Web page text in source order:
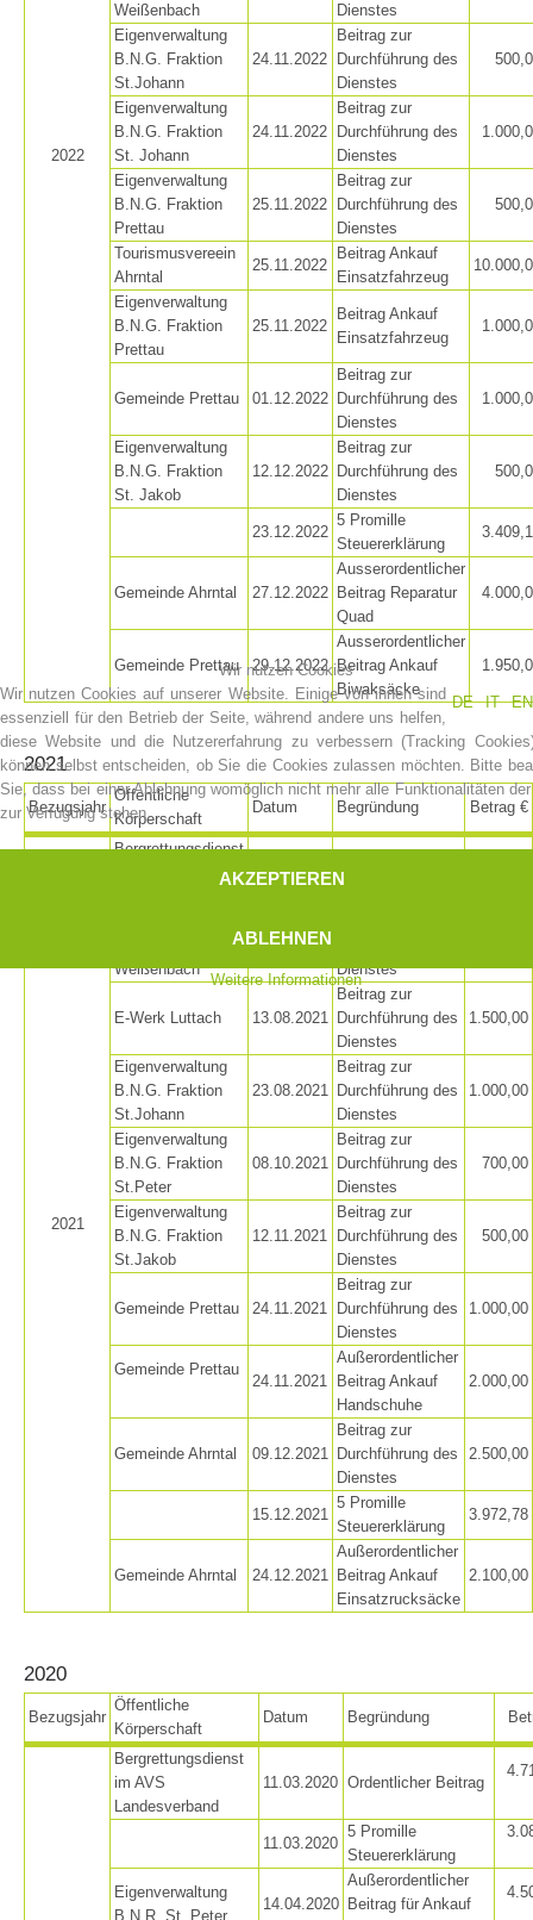
Jahresberichte
MITGLIED WERDEN
Mitgliedschaft
Ausbildung
2022
Weißenbach
Dienstes
Eigenverwaltung
B.N.G. Fraktion
St.Johann
24.11.2022
Beitrag zur
Durchführung des
Dienstes
Eigenverwaltung
B.N.G. Fraktion
St. Johann
24.11.2022
Beitrag zur
Durchführung des
Dienstes
Eigenverwaltung
B.N.G. Fraktion
Prettau
25.11.2022
Beitrag zur
Durchführung des
Dienstes
Tourismusvereein
Ahrntal
25.11.2022
Beitrag Ankauf
Einsatzfahrzeug
Eigenverwaltung
B.N.G. Fraktion
Prettau
25.11.2022
Beitrag Ankauf
Einsatzfahrzeug
Gemeinde Prettau 01.12.2022
Beitrag zur
Durchführung des
Dienstes
Eigenverwaltung
B.N.G. Fraktion
St. Jakob
12.12.2022
Beitrag zur
Durchführung des
Dienstes
23.12.2022
5 Promille
Steuererklärung
Gemeinde Ahrntal 27.12.2022
Ausserordentlicher
Beitrag Reparatur
Quad
Gemeinde Prettau 29.12.2022
Ausserordentlicher
Beitrag Ankauf
Biwaksäcke
2021
Bezugsjahr
Öffentliche
Körperschaft
Datum Begründung Betrag €
2021
Bergrettungsdienst
25.03.2021
Beitrag
Weißenbach
09.08.2021
Dienstes
E-Werk Luttach 13.08.2021
Beitrag zur
Durchführung des
Dienstes
1.500,00
Eigenverwaltung
B.N.G. Fraktion
St.Johann
23.08.2021
Beitrag zur
Durchführung des
Dienstes
1.000,00
Eigenverwaltung
B.N.G. Fraktion
St.Peter
08.10.2021
Beitrag zur
Durchführung des
Dienstes
700,00
Eigenverwaltung
B.N.G. Fraktion
St.Jakob
12.11.2021
Beitrag zur
Durchführung des
Dienstes
500,00
Gemeinde Prettau 24.11.2021
Beitrag zur
Durchführung des
Dienstes
1.000,00
Gemeinde Prettau
24.11.2021
Außerordentlicher
Beitrag Ankauf
Handschuhe
2.000,00
Gemeinde Ahrntal 09.12.2021
Beitrag zur
Durchführung des
Dienstes
2.500,00
15.12.2021
5 Promille
Steuererklärung
3.972,78
Gemeinde Ahrntal 24.12.2021
Außerordentlicher
Beitrag Ankauf
Einsatzrucksäcke
2.100,00
2020
Bezugsjahr
Öffentliche
Körperschaft
Datum Begründung
Bergrettungsdienst
im AVS
Landesverband
11.03.2020 Ordentlicher Beitrag
11.03.2020
5 Promille
Steuererklärung
Eigenverwaltung
B.N.R. St. Peter
14.04.2020
Außerordentlicher
Beitrag für Ankauf
Wir nutzen Cookies
DE
IT EN
Wir nutzen Cookies auf unserer Website. Einige von ihnen sind
essenziell für den Betrieb der Seite, während andere uns helfen,
diese Website und die Nutzererfahrung zu verbessern (Tracking
können selbst entscheiden, ob Sie die Cookies zulassen möchten. Bitte
Sie, dass bei einer Ablehnung womöglich nicht mehr alle Funktionalitäten
zur Verfügung stehen.
AKZEPTIEREN
ABLEHNEN
Weitere Informationen